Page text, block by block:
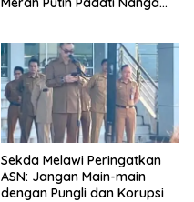
Sekda Melawi Peringatkan
ASN: Jangan Main-main
dengan Pungli dan Korupsi